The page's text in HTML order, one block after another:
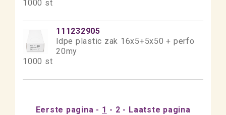
1000 st
111232905
ldpe plastic zak 16x5+5x50 + perfo
20my
1000 st
Eerste pagina 1 2 Laatste pagina